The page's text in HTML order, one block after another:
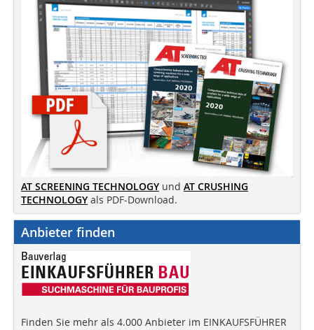
AT SCREENING TECHNOLOGY und AT CRUSHING
TECHNOLOGY als PDF-Download.
Anbieter finden
Finden Sie mehr als 4.000 Anbieter im EINKAUFSFÜHRER